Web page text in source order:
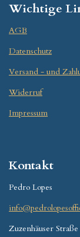
Wichtige
AGB
Datenschutz
Versand - und
Widerruf
Impressum
Kontakt
Pedro Lopes
Zuzenhäuser Straße